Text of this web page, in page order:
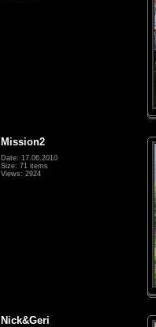
Mission2
Date: 17.06.2010
Size: 71 items
Views: 2924
Nick&Geri